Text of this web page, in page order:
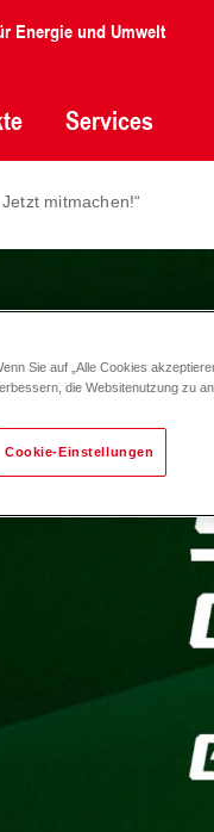
Energie und Umwelt
Services
mitmachen!“
Sie auf „Alle Cookies
die Websitenutzung zu
Cookie-Einstellungen